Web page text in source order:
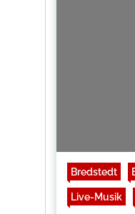
Bredstedt
Live-Musik